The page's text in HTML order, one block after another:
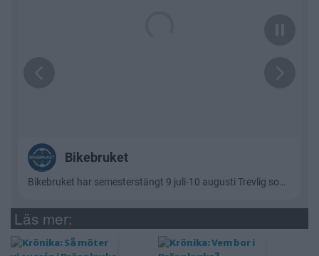
Läs mer: